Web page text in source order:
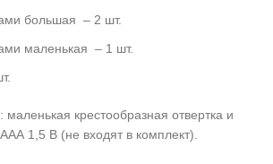
большая – 2 шт.
маленькая – 1 шт.
крестообразная отвертка и
1,5 В (не входят в комплект).